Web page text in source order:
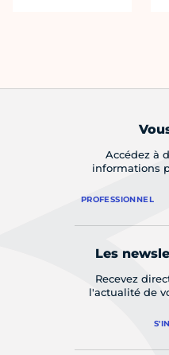
Accédez à
informations
PROFESSIONNEL
Les
Recevez
l'actualité de